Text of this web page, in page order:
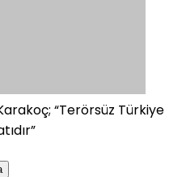
“Terörsüz Türkiye